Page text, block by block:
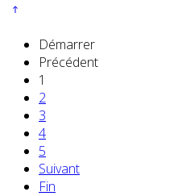
Démarrer
Précédent
1
2
3
4
5
Suivant
Fin